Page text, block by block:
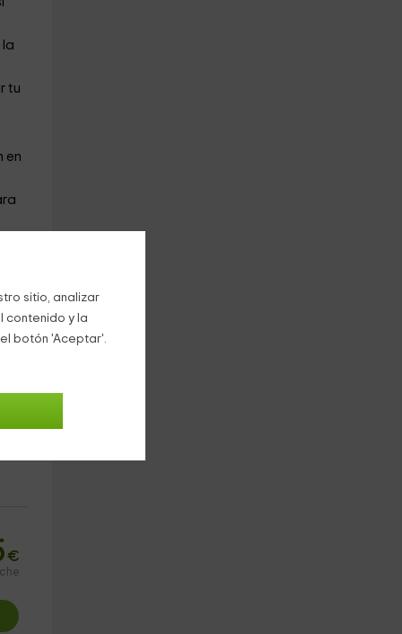
sitio, analizar
contenido y la
botón 'Aceptar'.
la
tu
en
€